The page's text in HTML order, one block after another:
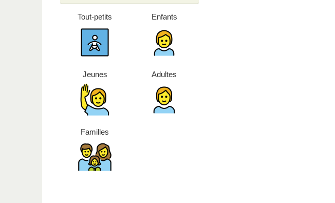
Tout-petits Enfants
Jeunes Adultes
Familles